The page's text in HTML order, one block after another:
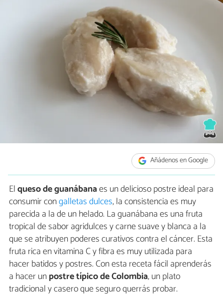
Añádenos en Google
Elqueso de guanábanaes un delicioso postre ideal para
consumir congalletas dulces, la consistencia es muy
parecida a la de un helado. La guanábana es una fruta
tropical de sabor agridulces y carne suave y blanca a la
que se atribuyen poderes curativos contra el cáncer. Esta
fruta rica en vitamina C y fibra es muy utilizada para
hacer batidos y postres. Con esta receta fácil aprenderás
a hacer unpostre típico de Colombia, un plato
tradicional y casero que seguro querrás probar.